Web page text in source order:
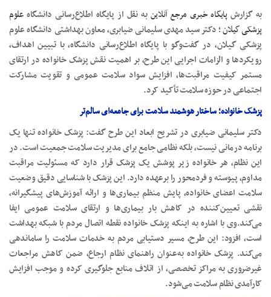
به گزارش پایگاه خبری مرجع آنلاین به نقل از پایگاه اطلاع‌رسانی دانشگاهعلوم
پزشکی گیلان؛ دکتر سید مهدی سلیمانی ضیابری، معاون بهداشتی دانشگاه علوم
پزشکی گیلان، در گفت‌وگو با پایگاه اطلاع‌رسانی دانشگاه، با تبیین اهداف،
رویکردها و الزامات اجرایی این طرح، بر اهمیت نقش پزشک خانواده در ارتقای
مستمر کیفیت مراقبت‌ها، افزایش سواد سلامت عمومی و تقویت مشارکت
اجتماعی در حوزه سلامت تأکید کرد.
پزشک خانواده؛ ساختار هوشمند سلامت برای جامعه‌ای سالم‌تر
دکتر سلیمانی ضیابری در تشریح ابعاد این طرح گفت: پزشک خانواده تنها یک
برنامه درمانی نیست، بلکه نظامی جامع برای مدیریت سلامت جمعیت است. در
این نظام، هر خانواده زیر پوشش یک پزشک قرار دارد که مسئولیت مراقبت
مداوم، پیوسته و فردمحور را برعهده دارد. این پزشک با شناسایی دقیق وضعیت
سلامت اعضای خانواده، پایش منظم بیماری‌ها و ارائه آموزش‌های پیشگیرانه،
نقشی تعیین‌کننده در کاهش بار بیماری‌ها و ارتقای سلامت عمومی ایفا
می‌کند.وی با اشاره به اینکه پزشک خانواده نقطه اتصال مردم با شبکه بهداشت
است، افزود: این طرح، مسیر دستیابی مردم به خدمات سلامت را ساماندهی
می‌کند. پزشک خانواده به‌عنوان راهنمای نظام ارجاع، ضمن کاهش مراجعات
غیرضروری به مراکز تخصصی، از اتلاف منابع جلوگیری کرده و موجب افزایش
کارآمدی نظام سلامت می‌شود.